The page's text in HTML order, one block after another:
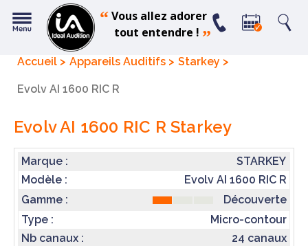
“Vous allez adorer
tout entendre ! ”
Accueil Appareils Auditifs Starkey
Evolv AI 1600 RIC R
Evolv AI 1600 RIC R Starkey
Marque :
STARKEY
Modèle :
Evolv AI 1600 RIC R
Gamme :
Découverte
Type :
Micro-contour
Nb canaux :
24 canaux